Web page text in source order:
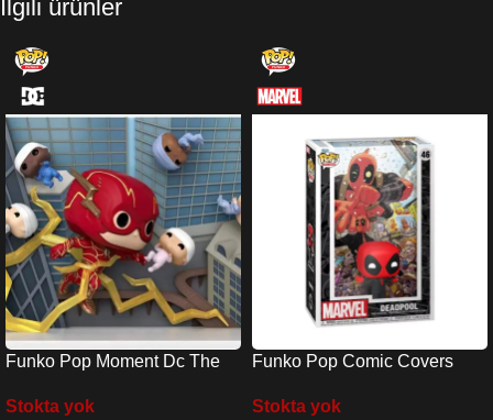
İlgili ürünler
Funko Pop Moment Dc The
No:1349
Stokta yok
Funko Pop Comic Covers
Deadpool İn Black Suit No:46
Stokta yok